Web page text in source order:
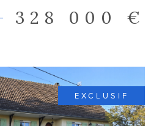
et un WC indépendant
de proches ou à une
dépendances offrent
possibilités
Côté prestations, tout
328 000 €
EXCLUSIF